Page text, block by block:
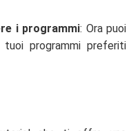
i programmi: Ora puoi
programmi preferiti